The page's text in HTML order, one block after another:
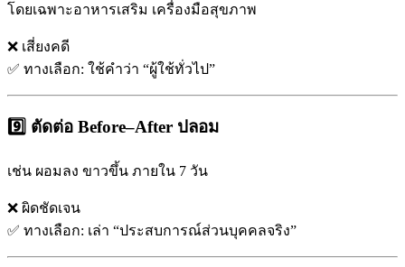
โดยเฉพาะอาหารเสริม เครื่องมือสุขภาพ
❌ เสี่ยงคดี
✅ ทางเลือก: ใช้คำว่า “ผู้ใช้ทั่วไป”
9️⃣ ตัดต่อ Before–After ปลอม
เช่น ผอมลง ขาวขึ้น ภายใน 7 วัน
❌ ผิดชัดเจน
✅ ทางเลือก: เล่า “ประสบการณ์ส่วนบุคคลจริง”